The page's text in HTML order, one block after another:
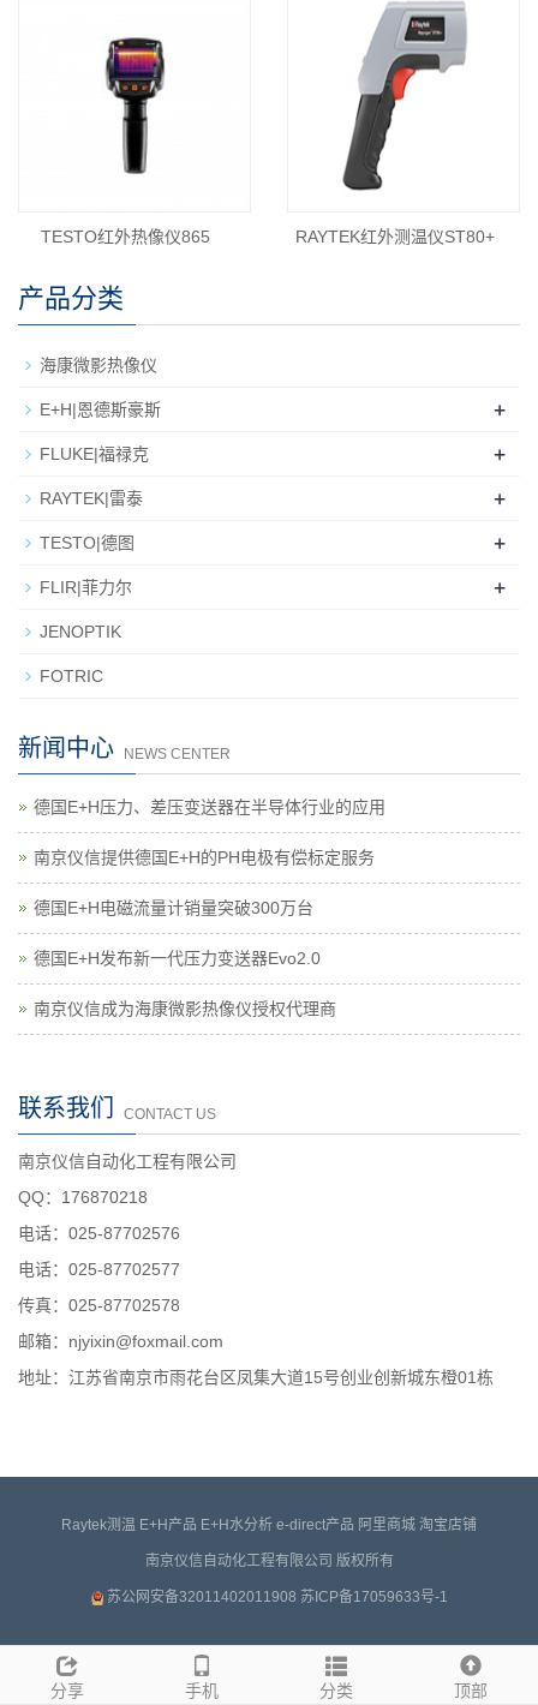
TESTO红外热像仪865 RAYTEK红外测温仪ST80+
产品分类
海康微影热像仪
E+H|恩德斯豪斯 +
FLUKE|福禄克 +
RAYTEK|雷泰 +
TESTO|德图 +
FLIR|菲力尔 +
JENOPTIK
FOTRIC
新闻中心 NEWS CENTER
德国E+H压力、差压变送器在半导体行业的应用
南京仪信提供德国E+H的PH电极有偿标定服务
德国E+H电磁流量计销量突破300万台
德国E+H发布新一代压力变送器Evo2.0
南京仪信成为海康微影热像仪授权代理商
联系我们 CONTACT US
南京仪信自动化工程有限公司
QQ：176870218
电话：025-87702576
电话：025-87702577
传真：025-87702578
邮箱：njyixin@foxmail.com
地址：江苏省南京市雨花台区凤集大道15号创业创新城东橙01栋
分享 手机 分类 顶部
Raytek测温 E+H产品 E+H水分析 e-direct产品 阿里商城 淘宝店铺
南京仪信自动化工程有限公司 版权所有
苏公网安备32011402011908 苏ICP备17059633号-1